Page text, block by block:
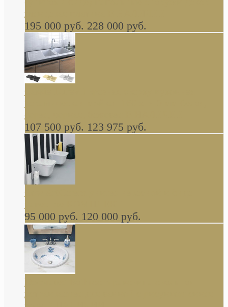
глянцевая платина В НАЛИЧИИ
195 000 руб. 228 000 руб.
керамическая мойка 1160 x 510 мм белая,
серая, черная, бежевая В НАЛИЧИИ
107 500 руб. 123 975 руб.
навесное КОМПЛЕКТ
95 000 руб. 120 000 руб.
Decorated Bathroom раковина овальная
встраиваемая для ванной с рисунком синяя